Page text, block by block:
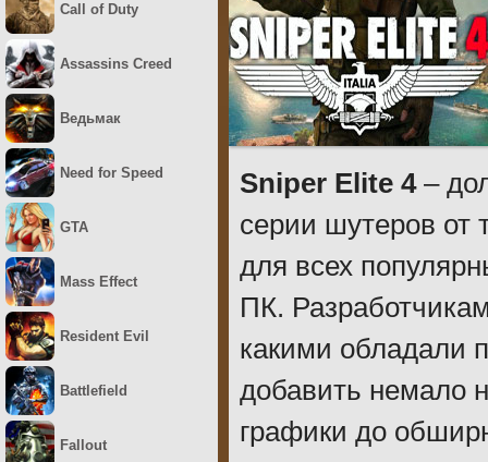
Sniper Elite 4–
серии шутеров от
для всех
ПК.
какими обладали
добавить немало
графики до
Call of Duty
Assassins Creed
Ведьмак
Need for Speed
GTA
Mass Effect
Resident Evil
Battlefield
Fallout